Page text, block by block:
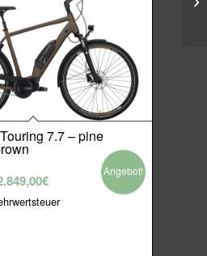
7.7 – pine
€Aktueller
Preis
Angebot!